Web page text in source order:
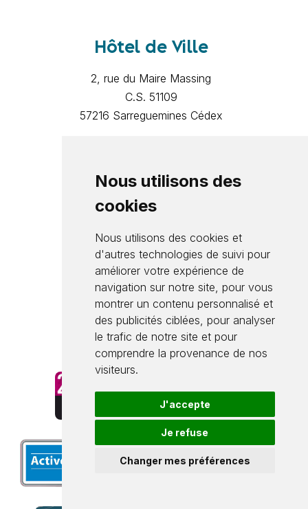
Nous utilisons des
cookies
Nous utilisons des cookies et
d'autres technologies de suivi pour
améliorer votre expérience de
navigation sur notre site, pour vous
montrer un contenu personnalisé et
des publicités ciblées, pour analyser
le trafic de notre site et pour
comprendre la provenance de nos
visiteurs.
J'accepte
Je refuse
Changer mes préférences
Hôtel de Ville
2, rue du Maire Massing
C.S. 51109
57216 Sarreguemines Cédex
Contact
Téléphone : 03 87 98 93 00
Télécopie : 03 87 95 45 81
Ouvert au public : du lundi au
vendredi de 8h à 12h et de
13h30 à 17h30
Contactez-nous par e-mail